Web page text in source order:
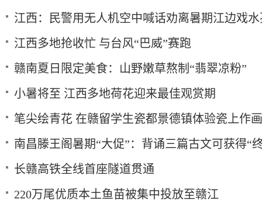
江西：民警用无人机空中喊话劝离暑期江边戏
江西多地抢收忙 与台风“巴威”赛跑
赣南夏日限定美食：山野嫩草熬制“翡翠凉粉”
小暑将至 江西多地荷花迎来最佳观赏期
笔尖绘青花 在赣留学生瓷都景德镇体验瓷上作画
南昌滕王阁暑期“大促”：背诵三篇古文可获得“
长赣高铁全线首座隧道贯通
220万尾优质本土鱼苗被集中投放至赣江